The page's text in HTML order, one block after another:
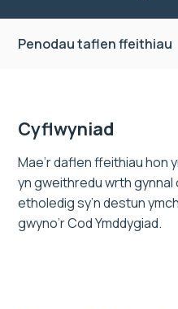
Penodau taflen ffeithiau
Cyflwyniad
Mae’r daflen ffeithiau hon
yn gweithredu wrth
etholedig sy’n destun
gwyno’r Cod Ymddygiad.